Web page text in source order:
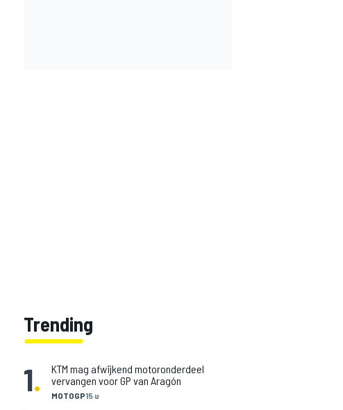
Trending
1. MOTOGP15 u
KTM mag afwijkend motoronderdeel
vervangen voor GP van Aragón